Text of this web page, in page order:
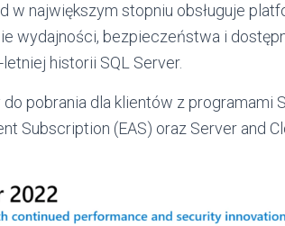
w największym stopniu obsługuje
wydajności, bezpieczeństwa i
historii SQL Server.
pobrania dla klientów z programami
Subscription (EAS) oraz Server and